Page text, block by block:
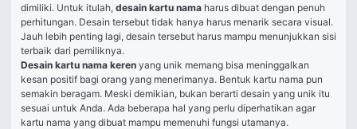
dimiliki. Untuk itulah, desain kartu nama harus dibuat dengan penuh
perhitungan. Desain tersebut tidak hanya harus menarik secara visual.
Jauh lebih penting lagi, desain tersebut harus mampu menunjukkan sisi
terbaik dari pemiliknya.
Desain kartu nama keren yang unik memang bisa meninggalkan
kesan positif bagi orang yang menerimanya. Bentuk kartu nama pun
semakin beragam. Meski demikian, bukan berarti desain yang unik itu
sesuai untuk Anda. Ada beberapa hal yang perlu diperhatikan agar
kartu nama yang dibuat mampu memenuhi fungsi utamanya.